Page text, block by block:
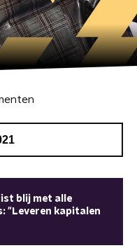
blij met alle
"Leveren kapitalen